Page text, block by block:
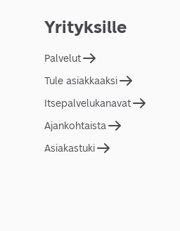
Yrityksille
Palvelut
Tule asiakkaaksi
Itsepalvelukanavat
Ajankohtaista
Asiakastuki